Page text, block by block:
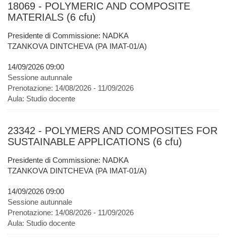
18069 - POLYMERIC AND COMPOSITE
MATERIALS (6 cfu)
Presidente di Commissione: NADKA
TZANKOVA DINTCHEVA (PA IMAT-01/A)
14/09/2026 09:00
Sessione autunnale
Prenotazione: 14/08/2026 - 11/09/2026
Aula: Studio docente
23342 - POLYMERS AND COMPOSITES FOR
SUSTAINABLE APPLICATIONS (6 cfu)
Presidente di Commissione: NADKA
TZANKOVA DINTCHEVA (PA IMAT-01/A)
14/09/2026 09:00
Sessione autunnale
Prenotazione: 14/08/2026 - 11/09/2026
Aula: Studio docente